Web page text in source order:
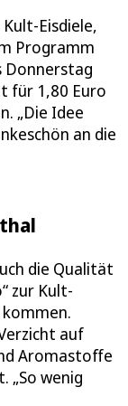
Eisdiele,
Programm
Donnerstag
für 1,80 Euro
„Die Idee
an die
die Qualität
zur Kult-
kommen.
auf
Aromastoffe
„So wenig